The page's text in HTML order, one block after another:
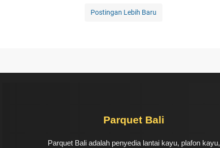
Postingan Lebih Baru
Parquet Bali
Parquet Bali adalah penyedia lantai kayu, plafon kayu,